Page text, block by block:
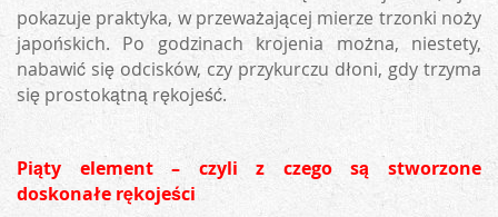
pokazuje praktyka, w przeważającej mierze trzonki noży
japońskich. Po godzinach krojenia można, niestety,
nabawić się odcisków, czy przykurczu dłoni, gdy trzyma
się prostokątną rękojeść.
Piąty element – czyli z czego są stworzone
doskonałe rękojeści